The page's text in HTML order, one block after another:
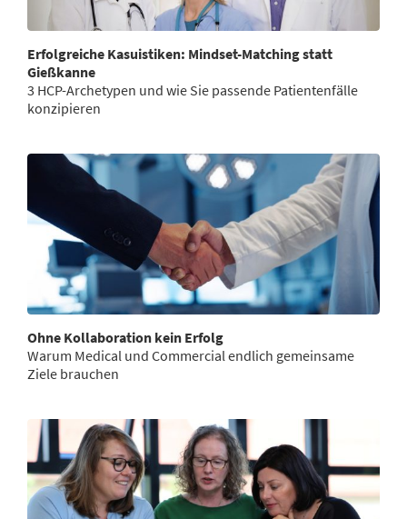
Erfolgreiche Kasuistiken: Mindset-Matching statt
Gießkanne
3 HCP-Archetypen und wie Sie passende Patientenfälle
konzipieren
Ohne Kollaboration kein Erfolg
Warum Medical und Commercial endlich gemeinsame
Ziele brauchen